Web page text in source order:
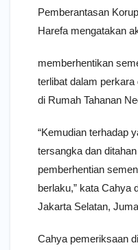
Pemberantasan
Harefa mengatakan
memberhentikan
terlibat dalam perkara
di Rumah Tahanan
“Kemudian terhadap
tersangka dan
pemberhentian
berlaku,” kata Cahya
Jakarta Selatan,
Cahya pemeriksaan